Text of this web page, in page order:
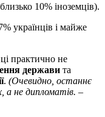
10% іноземців).
українців і майже
практично не
держави та
. (Очевидно, останнє
а не дипломатів. –